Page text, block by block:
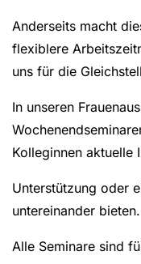
Anderseits macht
flexiblere
uns für die
In unseren
Kolleginnen aktuelle
Unterstützung oder
untereinander bieten.
Alle Seminare sind